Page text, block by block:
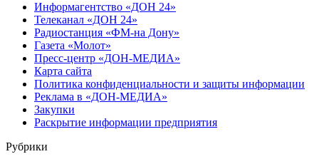
Информагентство «ДОН 24»
Телеканал «ДОН 24»
Радиостанция «ФМ-на Дону»
Газета «Молот»
Пресс-центр «ДОН-МЕДИА»
Карта сайта
Политика конфиденциальности и защиты информации
Реклама в «ДОН-МЕДИА»
Закупки
Раскрытие информации предприятия
Рубрики